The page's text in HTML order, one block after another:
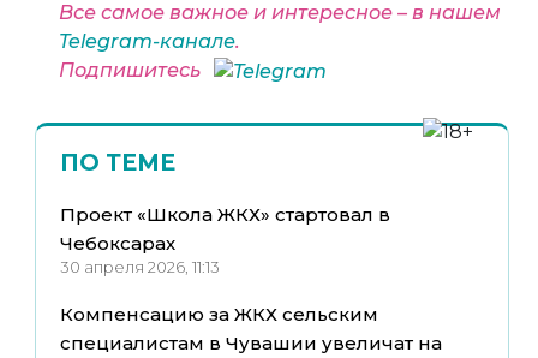
Все самое важное и интересное – в нашем
Telegram-канале.
Подпишитесь
ПО ТЕМЕ
Проект «Школа ЖКХ» стартовал в
Чебоксарах
30 апреля 2026, 11:13
Компенсацию за ЖКХ сельским
специалистам в Чувашии увеличат на